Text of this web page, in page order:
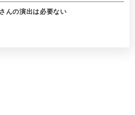
んの演出は必要ない